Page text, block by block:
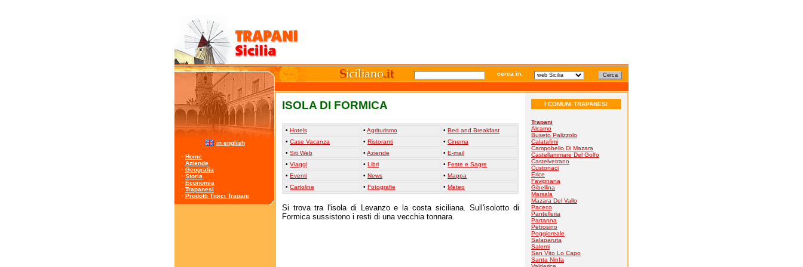
cerca in:
in english
· Home
· Aziende
· Geografia
· Storia
· Economia
· Trapanesi
· Prodotti Tipici Trapani
ISOLA DI FORMICA
• Hotels • Agriturismo • Bed and Breakfast
• Case Vacanza • Ristoranti • Cinema
• Siti Web • Aziende • E-mail
• Viaggi • Libri • Feste e Sagre
• Eventi • News • Mappa
• Cartoline • Fotografie • Meteo
Si trova tra l'isola di Levanzo e la costa siciliana. Sull'isolotto di
Formica sussistono i resti di una vecchia tonnara.
I COMUNI TRAPANESI
Trapani
Alcamo
Buseto Palizzolo
Calatafimi
Campobello Di Mazara
Castellammare Del Golfo
Castelvetrano
Custonaci
Erice
Favignana
Gibellina
Marsala
Mazara Del Vallo
Paceco
Pantelleria
Partanna
Petrosino
Poggioreale
Salaparuta
Salemi
San Vito Lo Capo
Santa Ninfa